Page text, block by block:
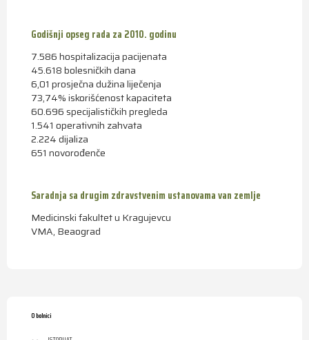
Godišnji opseg rada za 2010. godinu
7.586 hospitalizacija pacijenata
45.618 bolesničkih dana
6,01 prosječna dužina liječenja
73,74% iskorišćenost kapaciteta
60.696 specijalističkih pregleda
1.541 operativnih zahvata
2.224 dijaliza
651 novorođenče
Saradnja sa drugim zdravstvenim ustanovama van zemlje
Medicinski fakultet u Kragujevcu
VMA, Beaograd
O bolnici